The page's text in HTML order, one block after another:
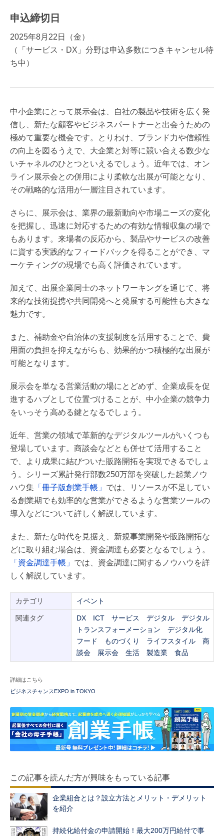
申込締切日
2025年8月22日（金）
（「サービス・DX」分野は申込多数につきキャンセル待
ち中）
中小企業にとって展示会は、自社の製品や技術を広く発
信し、新たな顧客やビジネスパートナーと出会うための
極めて重要な機会です。とりわけ、ブランド力や信頼性
の向上を図るうえで、大企業と対等に競い合える数少な
いチャネルのひとつといえるでしょう。近年では、オン
ライン展示会との併用により柔軟な出展が可能となり、
その戦略的な活用が一層注目されています。
さらに、展示会は、業界の最新動向や市場ニーズの変化
を把握し、迅速に対応するための有効な情報収集の場で
もあります。来場者の反応から、製品やサービスの改善
に資する実践的なフィードバックを得ることができ、マ
ーケティングの現場でも高く評価されています。
加えて、出展企業同士のネットワーキングを通じて、将
来的な技術提携や共同開発へと発展する可能性も大きな
魅力です。
また、補助金や自治体の支援制度を活用することで、費
用面の負担を抑えながらも、効果的かつ積極的な出展が
可能となります。
展示会を単なる営業活動の場にとどめず、企業成長を促
進するハブとして位置づけることが、中小企業の競争力
をいっそう高める鍵となるでしょう。
近年、営業の領域で革新的なデジタルツールがいくつも
登場しています。商談会などとも併せて活用すること
で、より成果に結びついた販路開拓を実現できるでしょ
う。シリーズ累計発行部数250万部を突破した起業ノウ
ハウ集 「冊子版創業手帳」 では、リソースが不足してい
る創業期でも効率的な営業ができるような営業ツールの
導入などについて詳しく解説しています。
また、新たな時代を見据え、新規事業開発や販路開拓な
どに取り組む場合は、資金調達も必要となるでしょう。
「資金調達手帳」 では、資金調達に関するノウハウを詳
しく解説しています。
カテゴリ イベント
関連タグ DX ICT サービス デジタル
デジタル
トランスフォーメーション
デジタル化
フード
ものづくり ライフスタイル
商
談会
展示会 生活 製造業 食品
詳細はこちら
ビジネスチャンスEXPO in TOKYO
この記事を読んだ方が興味をもっている記事
企業組合とは？設立方法とメリット・デメリット
を紹介
持続化給付金の申請開始！最大200万円給付で事